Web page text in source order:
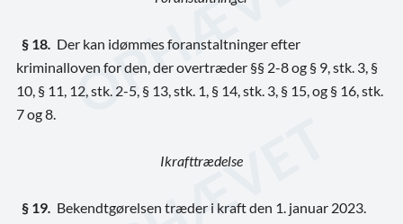
§ 18 Der kan idømmes foranstaltninger efter
kriminalloven for den, der overtræder §§ 2-8 og § 9, stk. 3, §
10, § 11, 12, stk. 2-5, § 13, stk. 1, § 14, stk. 3, § 15, og § 16, stk.
7 og 8.
Ikrafttrædelse
§ 19 Bekendtgørelsen træder i kraft den 1. januar 2023.